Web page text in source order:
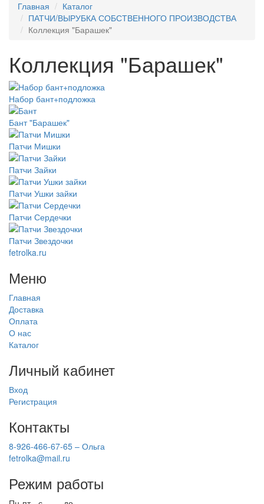
Главная
Каталог
ПАТЧИ/ВЫРУБКА СОБСТВЕННОГО ПРОИЗВОДСТВА
Коллекция "Барашек"
Коллекция "Барашек"
Набор бант+подложка
Бант "Барашек"
Патчи Мишки
Патчи Зайки
Патчи Ушки зайки
Патчи Сердечки
Патчи Звездочки
fetrolka.ru
Меню
Главная
Доставка
Оплата
О нас
Каталог
Личный кабинет
Вход
Регистрация
Контакты
8-926-466-67-65 – Ольга
fetrolka@mail.ru
Режим работы